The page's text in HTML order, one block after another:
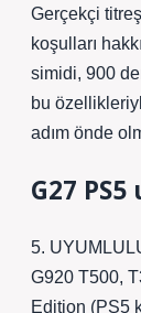
Gerçekçi
koşulları
simidi, 900
bu
adım önde
G27
5.
G920 T500,
Edition (PS5